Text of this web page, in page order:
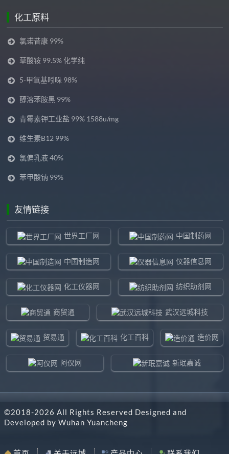
化工原料
氯诺昔康 99%
草酸铵 99.5% 化学纯
5-甲氧基吲哚 98%
醇溶苯胺黑 99%
青霉素钾工业盐 99% 1588u/mg
维生素B12 99%
氯偏乳液 40%
苯甲酸钠 99%
友情链接
世界工厂网 中国制药网
中国制造网 仪器信息网
化工仪器网 纺织助剂网
商贸通 武汉远城科技
贸易通 化工百科 造价网
阿仪网 新珉嘉诚
东北制造网 药智通
©2018-2026 All Rights Reserved Designed and
Developed by Wuhan Yuancheng